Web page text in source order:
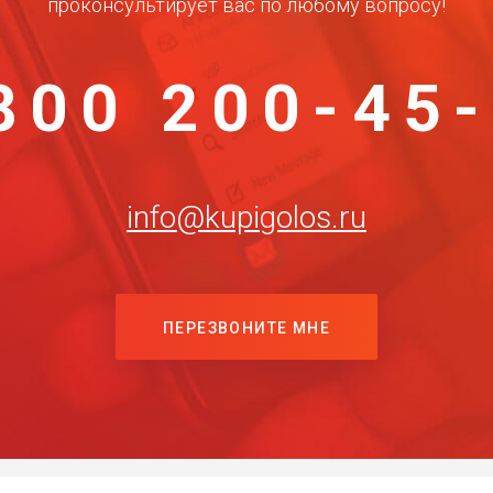
проконсультирует вас по любому вопросу!
200-
info@kupigolos.ru
ПЕРЕЗВОНИТЕ МНЕ